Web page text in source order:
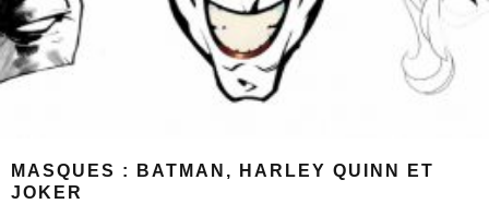
MASQUES : BATMAN, HARLEY QUINN ET
JOKER